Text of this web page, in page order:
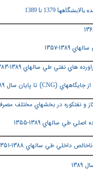
٧
هاي نفتي طي سالهاي 1389-1383
CNG) تا پايان سال 1389
نفتكوره در بخشهاي مختلف مصرف